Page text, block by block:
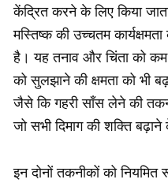
केंद्रित करने के लिए किया
मस्तिष्क की उच्चतम
है। यह तनाव और चिंता को
को सुलझाने की क्षमता को भी
जैसे कि गहरी साँस लेने की
जो सभी दिमाग की शक्ति
इन दोनों तकनीकों को